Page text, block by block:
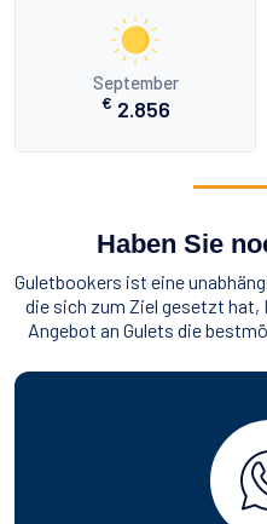
September
€ 2.856
Haben Sie
Guletbookers ist eine
die sich zum Ziel gesetzt hat,
Angebot an Gulets die